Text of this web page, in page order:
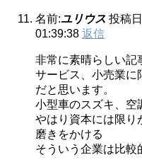
名前:ユリウス 投稿
01:39:38 返信
非常に素晴らしい記
サービス、小売業に
だと思います。
小型車のスズキ、空
やはり資本には限り
磨きをかける
そういう企業は比較